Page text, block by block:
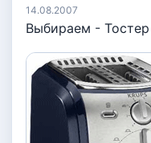
14.08.2007
Выбираем - Тостер